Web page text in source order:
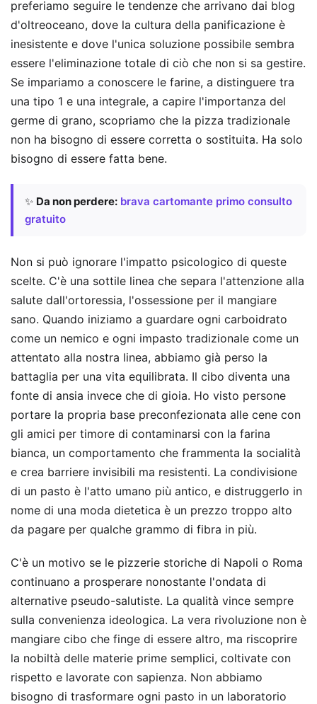
preferiamo seguire le tendenze che arrivano dai blog
d'oltreoceano, dove la cultura della panificazione è
inesistente e dove l'unica soluzione possibile sembra
essere l'eliminazione totale di ciò che non si sa gestire.
Se impariamo a conoscere le farine, a distinguere tra
una tipo 1 e una integrale, a capire l'importanza del
germe di grano, scopriamo che la pizza tradizionale
non ha bisogno di essere corretta o sostituita. Ha solo
bisogno di essere fatta bene.
✨ Da non perdere: brava cartomante primo consulto
gratuito
Non si può ignorare l'impatto psicologico di queste
scelte. C'è una sottile linea che separa l'attenzione alla
salute dall'ortoressia, l'ossessione per il mangiare
sano. Quando iniziamo a guardare ogni carboidrato
come un nemico e ogni impasto tradizionale come un
attentato alla nostra linea, abbiamo già perso la
battaglia per una vita equilibrata. Il cibo diventa una
fonte di ansia invece che di gioia. Ho visto persone
portare la propria base preconfezionata alle cene con
gli amici per timore di contaminarsi con la farina
bianca, un comportamento che frammenta la socialità
e crea barriere invisibili ma resistenti. La condivisione
di un pasto è l'atto umano più antico, e distruggerlo in
nome di una moda dietetica è un prezzo troppo alto
da pagare per qualche grammo di fibra in più.
C'è un motivo se le pizzerie storiche di Napoli o Roma
continuano a prosperare nonostante l'ondata di
alternative pseudo-salutiste. La qualità vince sempre
sulla convenienza ideologica. La vera rivoluzione non è
mangiare cibo che finge di essere altro, ma riscoprire
la nobiltà delle materie prime semplici, coltivate con
rispetto e lavorate con sapienza. Non abbiamo
bisogno di trasformare ogni pasto in un laboratorio